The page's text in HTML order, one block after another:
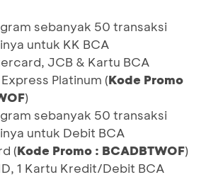
sebanyak 50 transaksi
untuk KK BCA
JCB & Kartu BCA
Platinum (Kode Promo
)
sebanyak 50 transaksi
untuk Debit BCA
(Kode Promo : BCADBTWOF)
1 Kartu Kredit/Debit BCA